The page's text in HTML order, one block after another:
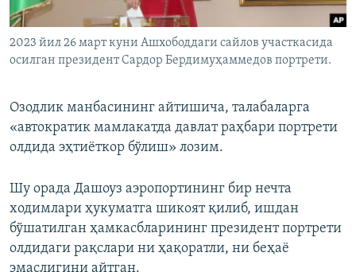
2023 йил 26 март куни Ашхободдаги сайлов участкасида
осилган президент Сардор Бердимуҳаммедов портрети.
Озодлик манбасининг айтишича, талабаларга
«автократик мамлакатда давлат раҳбари портрети
олдида эҳтиёткор бўлиш» лозим.
Шу орада Дашоуз аэропортининг бир нечта
ходимлари ҳукуматга шикоят қилиб, ишдан
бўшатилган ҳамкасбларининг президент портрети
олдидаги рақслари ни ҳақоратли, ни беҳаё
эмаслигини айтган.